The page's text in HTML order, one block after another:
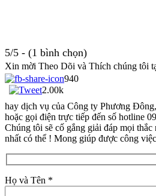
5/5 - (1 bình chọn)
Xin mời Theo Dõi và Thích chúng tôi
940
2.00k
hay dịch vụ của Công ty Phương
hoặc gọi điện trực tiếp đến số hotline
Chúng tôi sẽ cố gắng giải đáp mọi
nhất có thể ! Mong giúp được công
Họ và Tên *